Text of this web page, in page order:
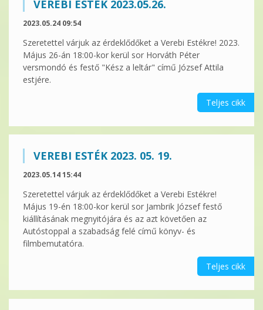
VEREBI ESTÉK 2023.05.26.
2023.05.24 09:54
Szeretettel várjuk az érdeklődőket a Verebi Estékre! 2023.
Május 26-án 18:00-kor kerül sor Horváth Péter
versmondó és festő "Kész a leltár" című József Attila
estjére.
Teljes cikk
VEREBI ESTÉK 2023. 05. 19.
2023.05.14 15:44
Szeretettel várjuk az érdeklődőket a Verebi Estékre!
Május 19-én 18:00-kor kerül sor Jambrik József festő
kiállításának megnyitójára és az azt követően az
Autóstoppal a szabadság felé című könyv- és
filmbemutatóra.
Teljes cikk